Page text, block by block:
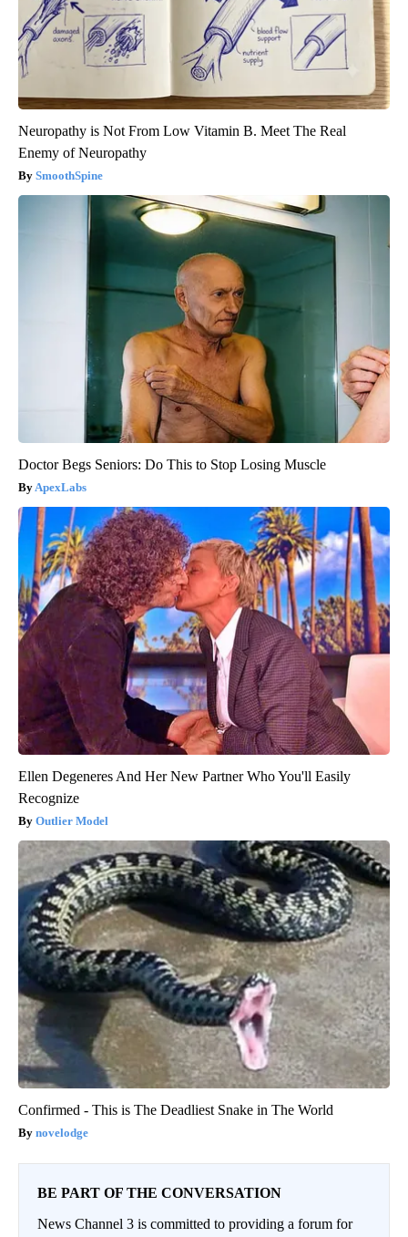
Neuropathy is Not From Low Vitamin B. Meet The Real
Enemy of Neuropathy
SmoothSpine
Doctor Begs Seniors: Do This to Stop Losing Muscle
ApexLabs
Ellen Degeneres And Her New Partner Who You'll Easily
Recognize
Outlier Model
Confirmed - This is The Deadliest Snake in The World
novelodge
BE PART OF THE CONVERSATION
News Channel 3 is committed to providing a forum for